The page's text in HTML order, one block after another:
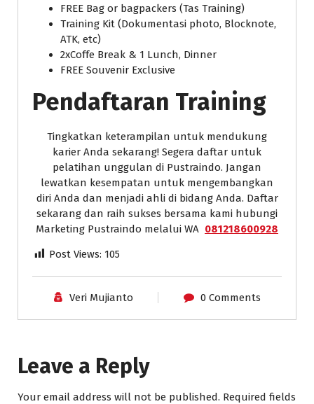
FREE Bag or bagpackers (Tas Training)
Training Kit (Dokumentasi photo, Blocknote,
ATK, etc)
2xCoffe Break & 1 Lunch, Dinner
FREE Souvenir Exclusive
Pendaftaran Training
Tingkatkan keterampilan untuk mendukung
karier Anda sekarang! Segera daftar untuk
pelatihan unggulan di Pustraindo. Jangan
lewatkan kesempatan untuk mengembangkan
diri Anda dan menjadi ahli di bidang Anda. Daftar
sekarang dan raih sukses bersama kami hubungi
Marketing Pustraindo melalui WA 081218600928
Post Views: 105
Veri Mujianto 0 Comments
Leave a Reply
Your email address will not be published. Required fields